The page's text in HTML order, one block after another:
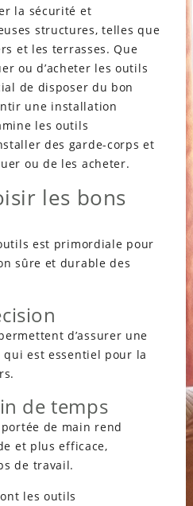
la sécurité et
structures, telles que
et les terrasses. Que
ou d’acheter les outils
de disposer du bon
une installation
les outils
des garde-corps et
ou de les acheter.
les bons
est primordiale pour
sûre et durable des
d’assurer une
est essentiel pour la
de temps
de main rend
et plus efficace,
de travail.
les outils